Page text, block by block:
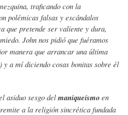
traficando con la
polémicas falsas y escándalos
que pretende ser valiente y dura,
John nos pidió que fuéramos
manera que arrancar una última
y a mí diciendo cosas bonitas sobre él
asiduo sesgo del maniqueísmo en
a la religión sincrética fundada